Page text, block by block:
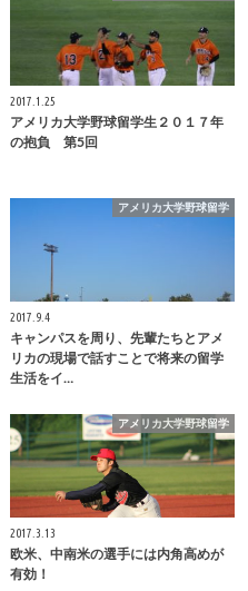
2017.1.25
アメリカ大学野球留学生２０１７年
の抱負 第5回
アメリカ大学野球留学
2017.9.4
キャンパスを周り、先輩たちとアメ
リカの現場で話すことで将来の留学
生活をイ…
アメリカ大学野球留学
2017.3.13
欧米、中南米の選手には内角高めが
有効！